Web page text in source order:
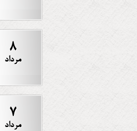
8
مرداد
7
مرداد